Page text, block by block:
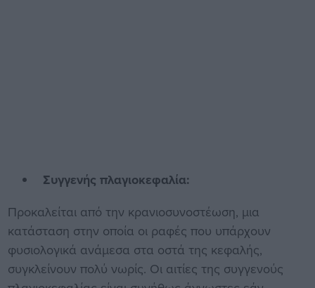
Συγγενής πλαγιοκεφαλία:
Προκαλείται από την κρανιοσυνοστέωση, μια
κατάσταση στην οποία οι ραφές που υπάρχουν
φυσιολογικά ανάμεσα στα οστά της κεφαλής,
συγκλείνουν πολύ νωρίς. Οι αιτίες της συγγενούς